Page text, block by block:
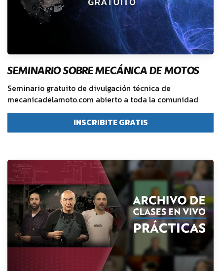
SEMINARIO SOBRE MECÁNICA DE MOTOS
Seminario gratuito de divulgación técnica de
mecanicadelamoto.com abierto a toda la comunidad
INSCRIBITE GRATIS